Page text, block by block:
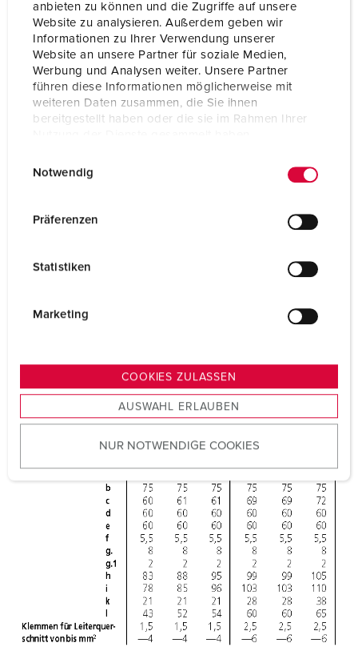
anbieten zu können und die Zugriffe auf unsere
Website zu analysieren. Außerdem geben wir
Informationen zu Ihrer Verwendung unserer
Website an unsere Partner für soziale Medien,
Werbung und Analysen weiter. Unsere Partner
führen diese Informationen möglicherweise mit
weiteren Daten zusammen, die Sie ihnen
bereitgestellt haben oder die sie im Rahmen Ihrer
s
u
w
Notwendig
Präferenzen
Statistiken
Marketing
COOKIES ZULASSEN
AUSWAHL ERLAUBEN
NUR NOTWENDIGE COOKIES
Schutzart IP67
Flansch 75x75 mm
Bohrloch 60x60 mm
Gewicht 141 g